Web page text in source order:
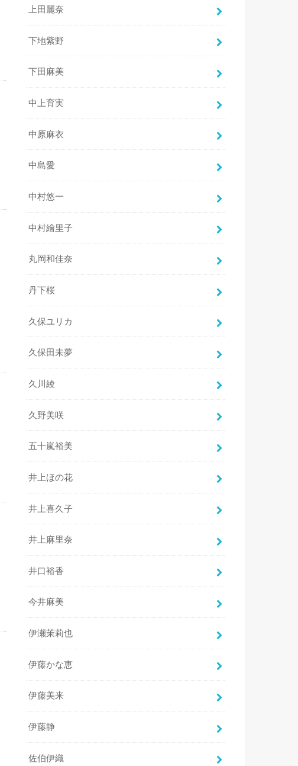
上田麗奈
下地紫野
下田麻美
中上育実
中原麻衣
中島愛
中村悠一
中村繪里子
丸岡和佳奈
丹下桜
久保ユリカ
久保田未夢
久川綾
久野美咲
五十嵐裕美
井上ほの花
井上喜久子
井上麻里奈
井口裕香
今井麻美
伊瀬茉莉也
伊藤かな恵
伊藤美来
伊藤静
佐伯伊織